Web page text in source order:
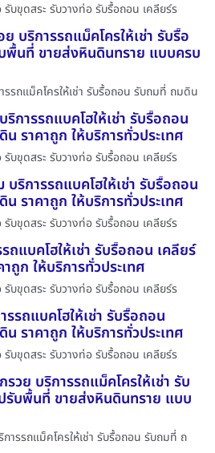
รับขุดสระ รับวางท่อ รับรื้อถอน เคลียร์ร
บริการรถแม็คโครให้เช่า รับรื้อ
นที่ ขายส่งหินดินทราย แบบครบ
รรถแม็คโครให้เช่า รับรื้อถอน รับถมที่ ถมดิน
การรถแบคโฮให้เช่า รับรื้อถอน
ราคาถูก ให้บริการทั่วประเทศ
รับขุดสระ รับวางท่อ รับรื้อถอน เคลียร์ร
ริการรถแบคโฮให้เช่า รับรื้อถอน
ราคาถูก ให้บริการทั่วประเทศ
รับขุดสระ รับวางท่อ รับรื้อถอน เคลียร์ร
ถแบคโฮให้เช่า รับรื้อถอน เคลียร์
ก ให้บริการทั่วประเทศ
รับขุดสระ รับวางท่อ รับรื้อถอน เคลียร์ร
รถแบคโฮให้เช่า รับรื้อถอน
ราคาถูก ให้บริการทั่วประเทศ
รับขุดสระ รับวางท่อ รับรื้อถอน เคลียร์ร
รวย บริการรถแม็คโครให้เช่า รับ
บพื้นที่ ขายส่งหินดินทราย แบบ
การรถแม็คโครให้เช่า รับรื้อถอน รับถมที่ ถ